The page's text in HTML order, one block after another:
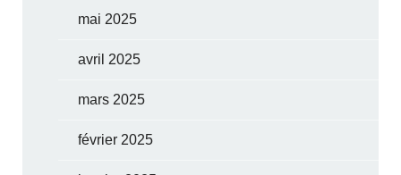
mai 2025
avril 2025
mars 2025
février 2025